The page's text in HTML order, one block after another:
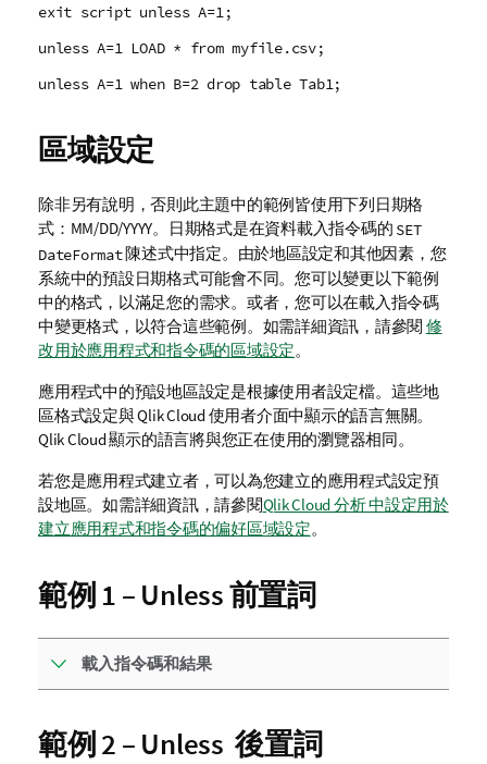
exit script unless A=1;
unless A=1 LOAD * from myfile.csv;
unless A=1 when B=2 drop table Tab1;
區域設定
除非另有說明，否則此主題中的範例皆使用下列日期格
式：MM/DD/YYYY。日期格式是在資料載入指令碼的 SET
DateFormat陳述式中指定。由於地區設定和其他因素，您
系統中的預設日期格式可能會不同。您可以變更以下範例
中的格式，以滿足您的需求。或者，您可以在載入指令碼
中變更格式，以符合這些範例。 如需詳細資訊，請參閱 修
改用於應用程式和指令碼的區域設定。
應用程式中的預設地區設定是根據使用者設定檔。這些地
區格式設定與Qlik Cloud 使用者介面中顯示的語言無關。
Qlik Cloud顯示的語言將與您正在使用的瀏覽器相同。
若您是應用程式建立者，可以為您建立的應用程式設定預
設地區。如需詳細資訊，請參閱Qlik Cloud 分析 中設定用於
建立應用程式和指令碼的偏好區域設定。
範例 1 – Unless 前置詞
載入指令碼和結果
範例 2 – Unless 後置詞